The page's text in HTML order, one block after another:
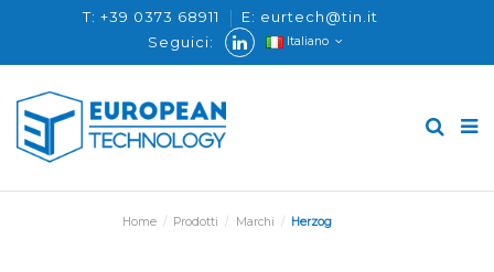
T: +39 0373 68911
E: eurtech@tin.it
Seguici:
Italiano
Home Prodotti Marchi Herzog